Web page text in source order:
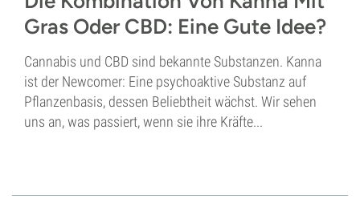
Gras Oder CBD: Eine Gute Idee?
Cannabis und CBD sind bekannte Substanzen. Kanna
ist der Newcomer: Eine psychoaktive Substanz auf
Pflanzenbasis, dessen Beliebtheit wächst. Wir sehen
uns an, was passiert, wenn sie ihre Kräfte...